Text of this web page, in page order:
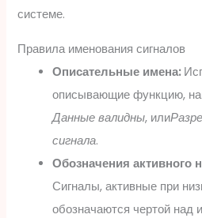
системе.
Правила именования сигналов
Описательные имена:
описывающие функцию,
Данные валидны, или
сигнала.
Обозначения активного
Сигналы, активные при
обозначаются чертой над